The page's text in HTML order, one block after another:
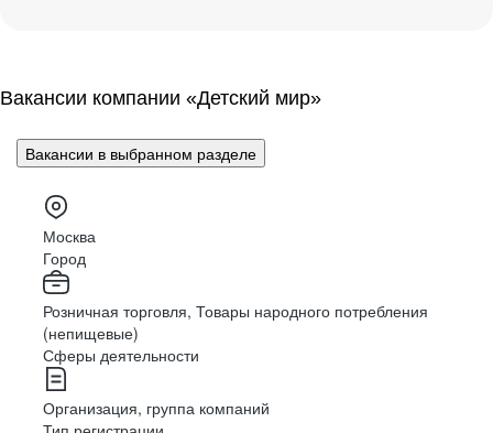
Мы создали и поддерживаем мобильные
приложения и сайты Детского мира в России,
Вакансии компании «Детский мир»
Вакансии в выбранном разделе
Москва
Город
Розничная торговля, Товары народного потребления
(непищевые)
Сферы деятельности
Организация, группа компаний